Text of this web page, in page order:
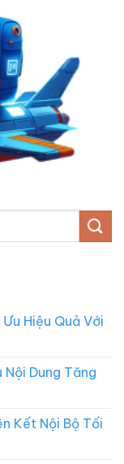
Hiệu Quả Với
Dung Tăng
Kết Nội Bộ Tối